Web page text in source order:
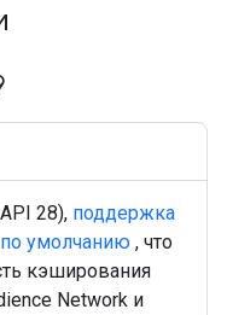
28), поддержка
по умолчанию , что
кэширования
Network и